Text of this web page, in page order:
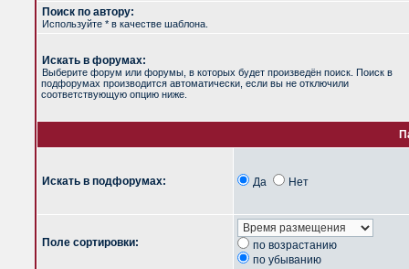
Поиск по автору:
Используйте * в качестве шаблона.
Искать в форумах:
Выберите форум или форумы, в которых будет произведён поиск. Поиск в
подфорумах производится автоматически, если вы не отключили
соответствующую опцию ниже.
Искать в подфорумах: Да Нет
Поле сортировки:
по возрастанию
по убыванию